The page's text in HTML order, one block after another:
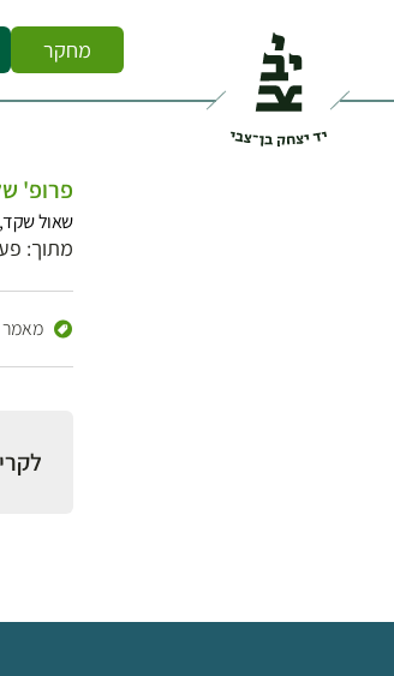
מחקר
פרופ'
שאול
מתוך:
מאמר